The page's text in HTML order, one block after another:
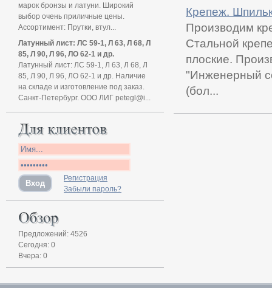
Крепеж.
Производим
Стальной
плоские.
"Инженерный
(бол...
марок бронзы и латуни. Широкий
выбор очень приличные цены.
Ассортимент: Прутки, втул...
Латунный лист: ЛС 59-1, Л 63, Л 68, Л
85, Л 90, Л 96, ЛО 62-1 и др.
Латунный лист: ЛС 59-1, Л 63, Л 68, Л
85, Л 90, Л 96, ЛО 62-1 и др. Наличие
на складе и изготовление под заказ.
Санкт-Петербург. ООО ЛИГ petegl@i...
Регистрация
Забыли пароль?
Предложений: 4526
Сегодня: 0
Вчера: 0